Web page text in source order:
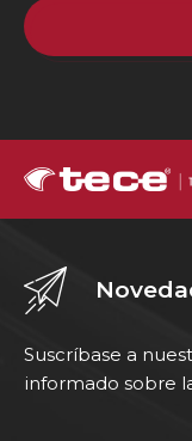
Suscríbase a
informado sobre